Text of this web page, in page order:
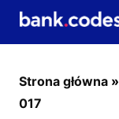
Strona główna »
017